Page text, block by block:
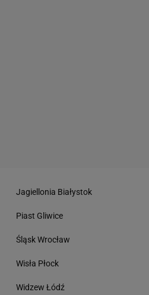
Jagiellonia Białystok
Piast Gliwice
Śląsk Wrocław
Wisła Płock
Widzew Łódź